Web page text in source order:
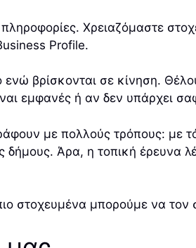
πληροφορίες. Χρειαζόμαστε
Profile.
ενώ βρίσκονται σε κίνηση.
εμφανές ή αν δεν υπάρχει
με πολλούς τρόπους: με
Άρα, η τοπική έρευνα
στοχευμένα μπορούμε να τον